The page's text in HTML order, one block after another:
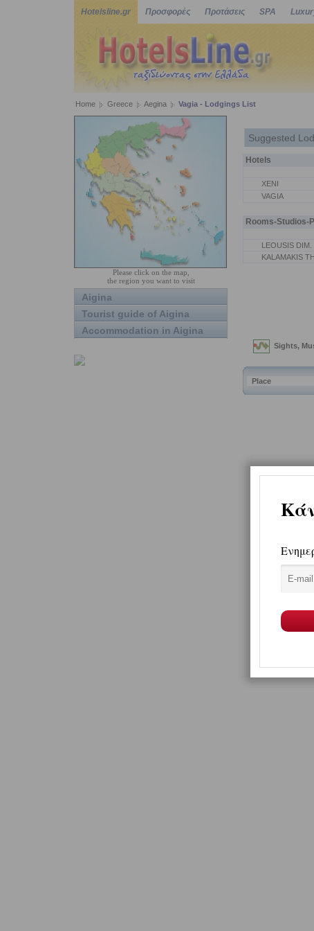
Hotelsline.gr Προσφορές Προτάσεις SPA
Home Greece Aegina Vagia - Lodgings List
Please click on the map,
the region you want to visit
Aigina
Tourist guide of Aigina
Accommodation in Aigina
Suggested
Hotels
XENI
VAGIA
Rooms-Studios-
LEOUSIS DIM.
KALAMAKIS